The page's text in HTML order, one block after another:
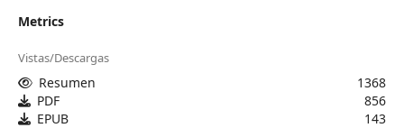
Metrics
Vistas/Descargas
Resumen
1368
PDF
856
EPUB
143